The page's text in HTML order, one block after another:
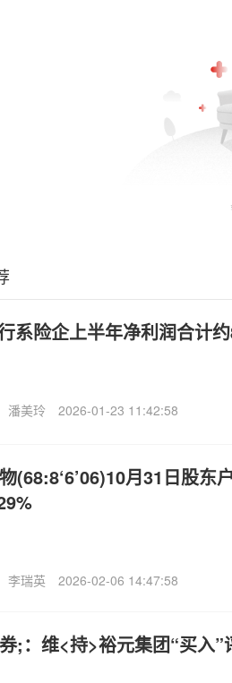
系险企上半年净利润合计
潘美玲 2026-01-23 11:42:58
(68:8‘6’06)10月31日股东
李瑞英 2026-02-06 14:47:58
;：维<持>裕元集团“买入